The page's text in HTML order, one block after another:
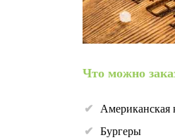
Что можно
Американская
Бургеры